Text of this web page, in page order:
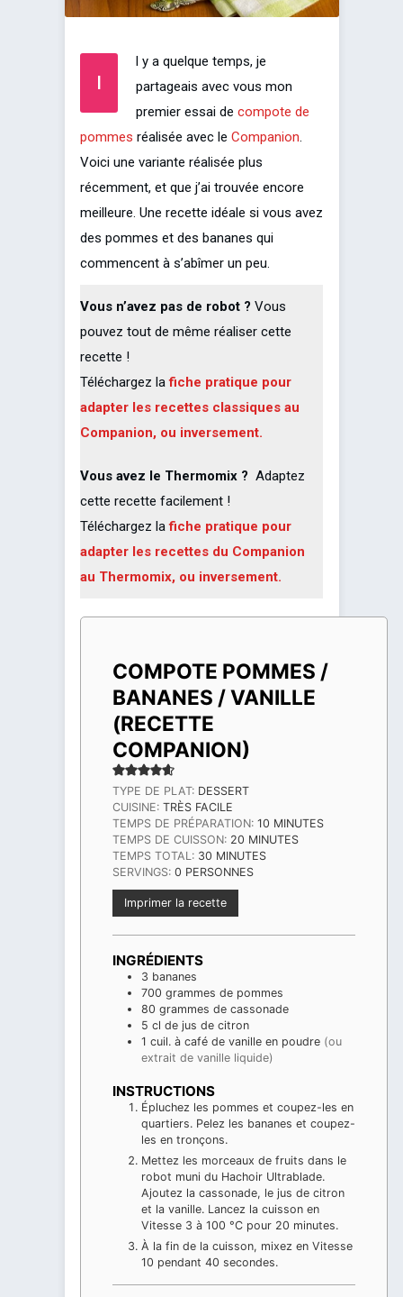
I
l y a quelque temps, je
partageais avec vous mon
premier essai de compote de
pommes réalisée avec le Companion.
Voici une variante réalisée plus
récemment, et que j’ai trouvée encore
meilleure. Une recette idéale si vous avez
des pommes et des bananes qui
commencent à s’abîmer un peu.
Vous n’avez pas de robot ? Vous
pouvez tout de même réaliser cette
recette !
Téléchargez lafiche pratique pour
adapter les recettes classiques au
Companion, ou inversement.
Vous avez le Thermomix ? Adaptez
cette recette facilement !
Téléchargez lafiche pratique pour
adapter les recettes du Companion
au Thermomix, ou inversement.
COMPOTE POMMES /
BANANES / VANILLE
(RECETTE
COMPANION)
TYPE DE PLAT: DESSERT
CUISINE: TRÈS FACILE
TEMPS DE PRÉPARATION: 10 MINUTES
MINUTES
TEMPS DE CUISSON: 20 MINUTES
MINUTES
TEMPS TOTAL: 30 MINUTES
MINUTES
SERVINGS: 0 PERSONNES
Imprimer la recette
INGRÉDIENTS
3 bananes
700 grammes de pommes
80 grammes de cassonade
5 cl de jus de citron
1 cuil. à café de vanille en poudre (ou
extrait de vanille liquide)
INSTRUCTIONS
Épluchez les pommes et coupez-les en
quartiers. Pelez les bananes et coupez-
les en tronçons.
Mettez les morceaux de fruits dans le
robot muni du Hachoir Ultrablade.
Ajoutez la cassonade, le jus de citron
et la vanille. Lancez la cuisson en
Vitesse 3 à 100 °C pour 20 minutes.
À la fin de la cuisson, mixez en Vitesse
10 pendant 40 secondes.